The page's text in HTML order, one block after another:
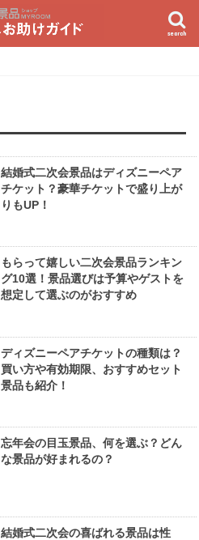
search
結婚式二次会景品はディズニーペア
チケット？豪華チケットで盛り上が
りもUP！
もらって嬉しい二次会景品ランキン
グ10選！景品選びは予算やゲストを
想定して選ぶのがおすすめ
ディズニーペアチケットの種類は？
買い方や有効期限、おすすめセット
景品も紹介！
忘年会の目玉景品、何を選ぶ？どん
な景品が好まれるの？
結婚式二次会の喜ばれる景品は性